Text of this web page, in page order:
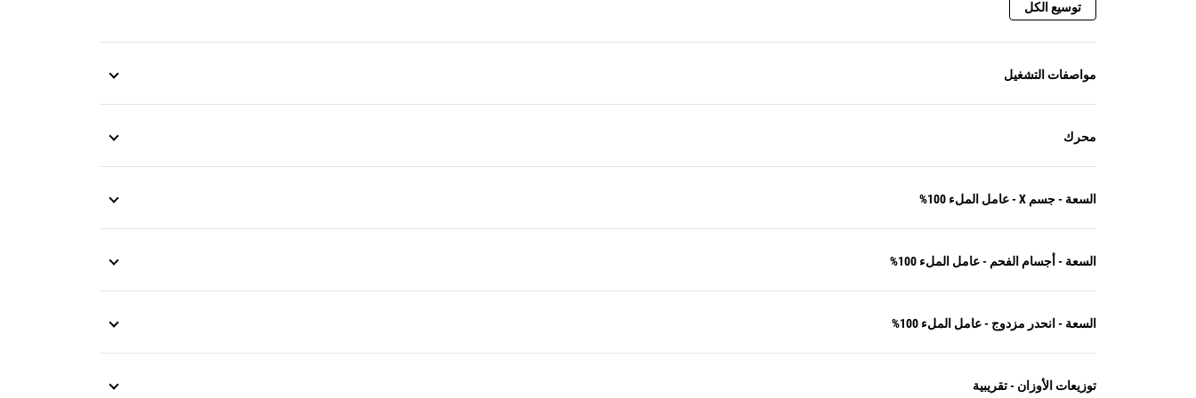
توسيع الكل
مواصفات التشغيل
محرك
السعة - جسم X - عامل الملء 100%
السعة - أجسام الفحم - عامل الملء 100%
السعة - انحدر مزدوج - عامل الملء 100%
توزيعات الأوزان - تقريبية